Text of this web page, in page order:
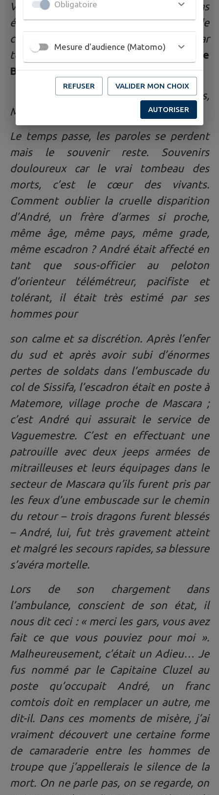
Valion : Puisse ton sacrifice n’avoir pas
été inutile et avoir avancé l’heure de
cette paix si ardemment souhaitée par
tous ». Dominique Ménétrier, Maire de
Bulle
« Amis, Anciens combattants,
Mesdames, Messieurs,
Le temps passe, les paroles se perdent
mais le souvenir reste. Souvenirs
douloureux car le vrai tombeau des
morts, c’est le cœur des vivants.
Comment oublier la cruelle disparition
d’André, un frère d’armes si proche,
même âge, même pays, même grade,
même escadron ? André était affecté en
tant que sous-officier au peloton
d’orienteur télémétreur, pacifiste et
tolérant, il était très estimé par ses
hommes pour
son calme et sa discrétion. Après l’enfer
du sud et après avoir subi d’énormes
pertes de soldats dans l’embuscade du
col de Sissifa, l’escadron était en poste à
Matemore, village proche de Mascara ;
c’est André qui assurait le service de
Vaguemestre. C’est en effectuant une
patrouille avec deux jeeps armées de
mitrailleuses et leurs équipages dans le
secteur de Mascara qu’ils furent pris par
les feux d’une embuscade sur le chemin
du retour – trois dragons furent blessés
– André, lui, fut très gravement atteint
et malgré les secours rapides, sa blessure
s’avéra mortelle.
Lors de son chargement dans
l’ambulance, conscient de son état, il
nous dit ceci : « merci les gars, vous avez
fait ce que vous pouviez pour moi ».
Malheureusement, c’était un Adieu… Je
fus nommé par le Capitaine Cluzel au
poste qu’occupait André, un franc
comtois doit en remplacer un autre, me
dit-il. Dans ces moments de misère, j’ai
vraiment découvert une certaine forme
de camaraderie entre les hommes de
troupe que j’appellerais le silence de la
mort. On ne parle pas, on se regarde, on
Obligatoire
Mesure d'audience (Matomo)
REFUSER VALIDER MON CHOIX
AUTORISER